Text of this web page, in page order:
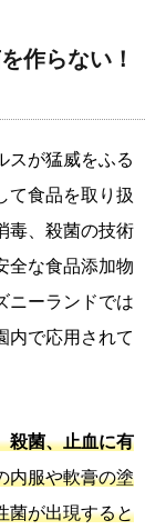
作らない！
スが猛威をふる
て食品を取り扱
毒、殺菌の技術
全な食品添加物
ニーランドでは
内で応用されて
殺菌、止血に有
内服や軟膏の塗
菌が出現すると